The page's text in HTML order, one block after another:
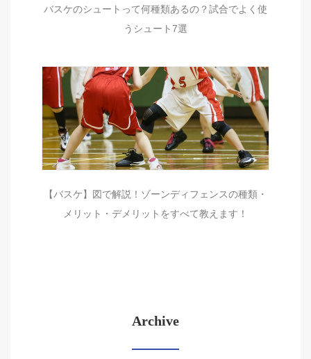
バスケのシュートって何種類あるの？試合でよく使
うシュート7選
【バスケ】図で解説！ゾーンディフェンスの種類・
メリット・デメリットをすべて教えます！
Archive